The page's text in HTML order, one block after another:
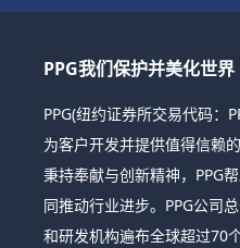
PPG我们保护并美化世界
PPG(纽约证券所交易代码：
为客户开发并提供值得信赖
秉持奉献与创新精神，PPG
同推动行业进步。PPG公司
和研发机构遍布全球超过70